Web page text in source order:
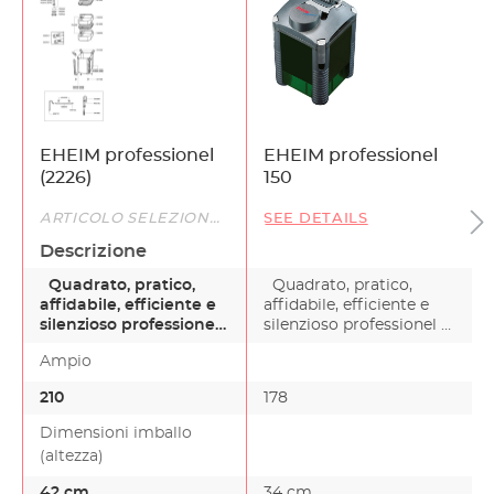
EHEIM professionel
(2226)
EHEIM professionel
150
ARTICOLO SELEZIONATO SEE DETAILS
Descrizione
Quadrato, pratico,
affidabile, efficiente e
silenzioso professionel
Quadrato, pratico,
affidabile, efficiente e
silenzioso professionel è
Ampio
210 178
Dimensioni imballo
(altezza)